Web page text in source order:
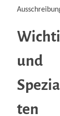
und
ten